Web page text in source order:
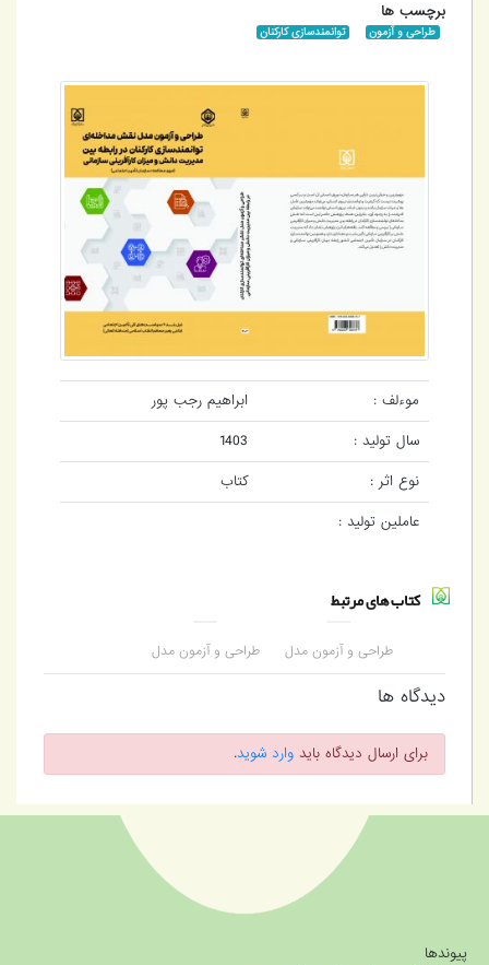
برچسب ها
طراحی و آزمون توانمندسازی کارکنان
موءلف :
ابراهیم رجب پور
سال تولید :
1403
نوع اثر :
کتاب
عاملین تولید :
کتاب های مرتبط
طراحی و آزمون مدل
نقش مداخله‌ای
توانمندسازی کارکنان در
رابطه بین مدیریت دانش
سازمانی
طراحی و آزمون مدل
نقش مداخله‌ای
سازمانی
دیدگاه ها
برای ارسال دیدگاه بایدوارد شوید.
پیوندها